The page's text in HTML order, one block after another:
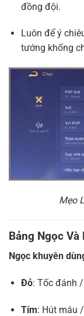
đồng đội.
Luôn để ý
tướng khống
Mẹo
Bảng Ngọc
Ngọc khuyên
Đỏ: Tốc đánh
Tím: Hút máu